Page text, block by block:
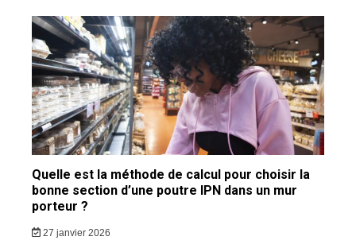
Quelle est la méthode de calcul pour choisir la
bonne section d’une poutre IPN dans un mur
porteur ?
27 janvier 2026